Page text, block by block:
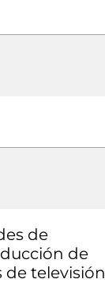
de
de
de televisión